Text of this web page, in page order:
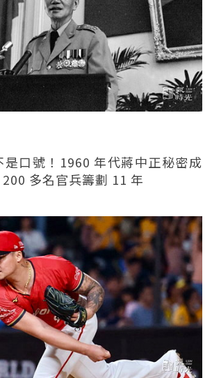
是口號！1960 年代蔣中正秘密成
多名官兵籌劃 11 年